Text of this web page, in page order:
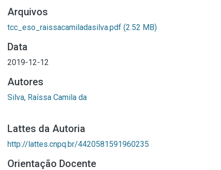
Arquivos
tcc_eso_raissacamiladasilva.pdf (2.52 MB)
Data
2019-12-12
Autores
Silva, Raíssa Camila da
Lattes da Autoria
http://lattes.cnpq.br/4420581591960235
Orientação Docente